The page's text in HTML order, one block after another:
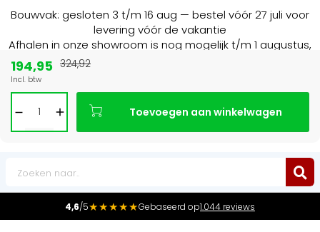
Bouwvak: gesloten 3 t/m 16 aug — bestel vóór 27 juli voor
levering vóór de vakantie
Afhalen in onze showroom is nog mogelijk t/m 1 augustus,
4,6/5★★★★★Gebaseerd op1.044 reviews
194,95
Incl. btw
324,92
Toevoegen aan winkelwagen